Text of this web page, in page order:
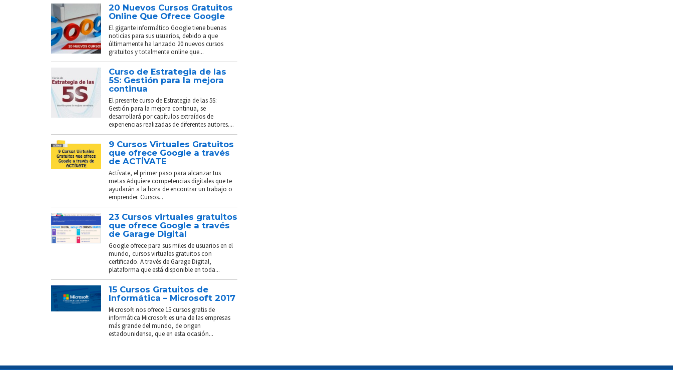
20 Nuevos Cursos Gratuitos
Online Que Ofrece Google
El gigante informático Google tiene buenas
noticias para sus usuarios, debido a que
últimamente ha lanzado 20 nuevos cursos
gratuitos y totalmente online que...
Curso de Estrategia de las
5S: Gestión para la mejora
continua
El presente curso de Estrategia de las 5S:
Gestión para la mejora continua, se
desarrollará por capítulos extraídos de
experiencias realizadas de diferentes autores....
9 Cursos Virtuales Gratuitos
que ofrece Google a través
de ACTÍVATE
Actívate, el primer paso para alcanzar tus
metas Adquiere competencias digitales que te
ayudarán a la hora de encontrar un trabajo o
emprender. Cursos...
23 Cursos virtuales gratuitos
que ofrece Google a través
de Garage Digital
Google ofrece para sus miles de usuarios en el
mundo, cursos virtuales gratuitos con
certificado. A través de Garage Digital,
plataforma que está disponible en toda...
15 Cursos Gratuitos de
Informática – Microsoft 2017
Microsoft nos ofrece 15 cursos gratis de
informática Microsoft es una de las empresas
más grande del mundo, de origen
estadounidense, que en esta ocasión...